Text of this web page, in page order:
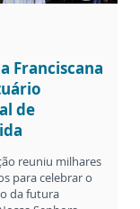
Franciscana
de
reuniu milhares
para celebrar o
da futura